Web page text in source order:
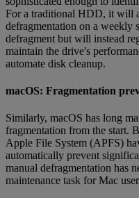
For a traditional HDD, it will
defragmentation on a weekly
defragment but will instead
maintain the drive's
automate disk cleanup.
macOS: Fragmentation
Similarly, macOS has long
fragmentation from the start.
Apple File System (APFS)
automatically prevent
manual defragmentation has
maintenance task for Mac